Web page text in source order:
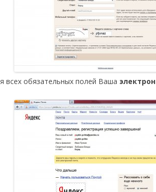
всех обязательных полей Ваша